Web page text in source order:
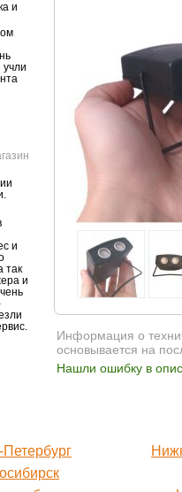
и
и
так
и
Информация о
основывается на
Нашли ошибку в